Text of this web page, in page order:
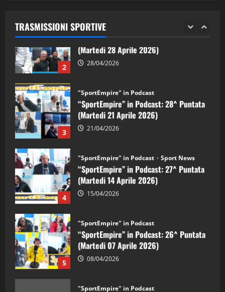
TRASMISSIONI SPORTIVE
2 28/04/2026
3
"SportEmpire" in Podcast
“SportEmpire” in Podcast: 28^ Puntata
21/04/2026
4
"SportEmpire" in Podcast
“SportEmpire” in Podcast: 27^ Puntata
15/04/2026
5
"SportEmpire" in Podcast
“SportEmpire” in Podcast: 26^ Puntata
08/04/2026
"SportEmpire" in Podcast
“SportEmpire” in Podcast: 30^ Puntata
08/05/2026